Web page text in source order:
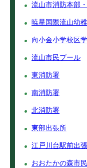
流山市消防本部
暁星国際流山幼
向小金小学校区
流山市民プール
東消防署
南消防署
北消防署
東部出張所
江戸川台駅前出
おおたかの森市